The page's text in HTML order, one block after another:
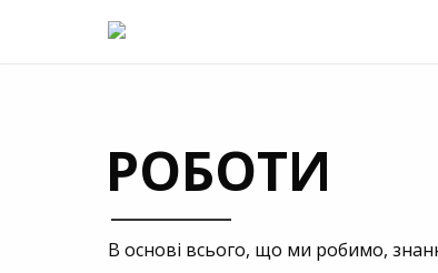
РОБОТИ
В основі всього, що ми робимо,